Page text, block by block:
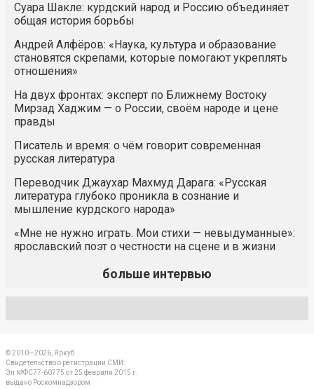
Суара Шакле: курдский народ и Россию объединяет
общая история борьбы
Андрей Алфёров: «Наука, культура и образование
становятся скрепами, которые помогают укреплять
отношения»
На двух фронтах: эксперт по Ближнему Востоку
Мирзад Хаджим — о России, своём народе и цене
правды
Писатель и время: о чём говорит современная
русская литература
Переводчик Джаухар Махмуд Дарага: «Русская
литература глубоко проникла в сознание и
мышление курдского народа»
«Мне не нужно играть. Мои стихи — невыдуманные»:
ярославский поэт о честности на сцене и в жизни
больше интервью
© 2010—2026, Яркуб
Свидетельство о регистрации СМИ:
Эл №ФС77-60775 от 25 февраля 2015 г.
выдано Роскомнадзором